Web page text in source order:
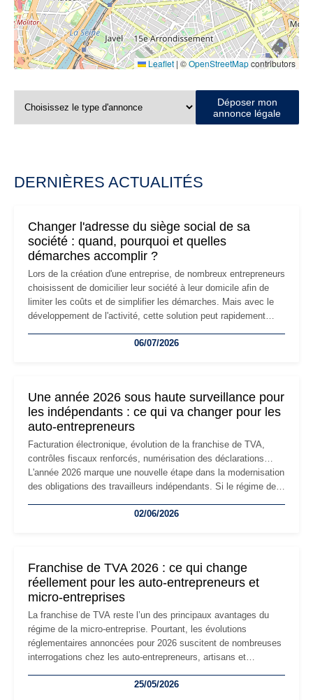
Leaflet | ©OpenStreetMapcontributors
Déposer mon
annonce légale
DERNIÈRES ACTUALITÉS
Changer l'adresse du siège social de sa
société : quand, pourquoi et quelles
démarches accomplir ?
Lors de la création d'une entreprise, de nombreux entrepreneurs
choisissent de domicilier leur société à leur domicile afin de
limiter les coûts et de simplifier les démarches. Mais avec le
développement de l'activité, cette solution peut rapidement
professionnels, recrutement, image de marque… Le
06/07/2026
Une année 2026 sous haute surveillance pour
les indépendants : ce qui va changer pour les
auto-entrepreneurs
Facturation électronique, évolution de la franchise de TVA,
contrôles fiscaux renforcés, numérisation des déclarations…
L'année 2026 marque une nouvelle étape dans la modernisation
des obligations des travailleurs indépendants. Si le régime de
les auto-entrepreneurs devront s'adapter à un environnement
02/06/2026
Franchise de TVA 2026 : ce qui change
réellement pour les auto-entrepreneurs et
micro-entreprises
La franchise de TVA reste l’un des principaux avantages du
régime de la micro-entreprise. Pourtant, les évolutions
réglementaires annoncées pour 2026 suscitent de nombreuses
interrogations chez les auto-entrepreneurs, artisans et
facturation ou risque de bascule vers la TVA : les règles
25/05/2026